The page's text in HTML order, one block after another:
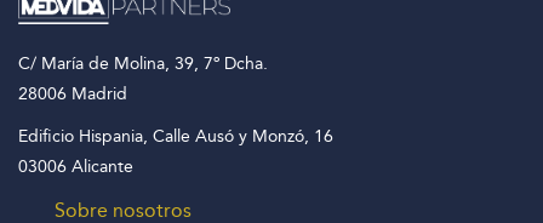
C/ María de Molina, 39, 7º Dcha.
28006 Madrid
Edificio Hispania, Calle Ausó y Monzó, 16
03006 Alicante
Sobre nosotros